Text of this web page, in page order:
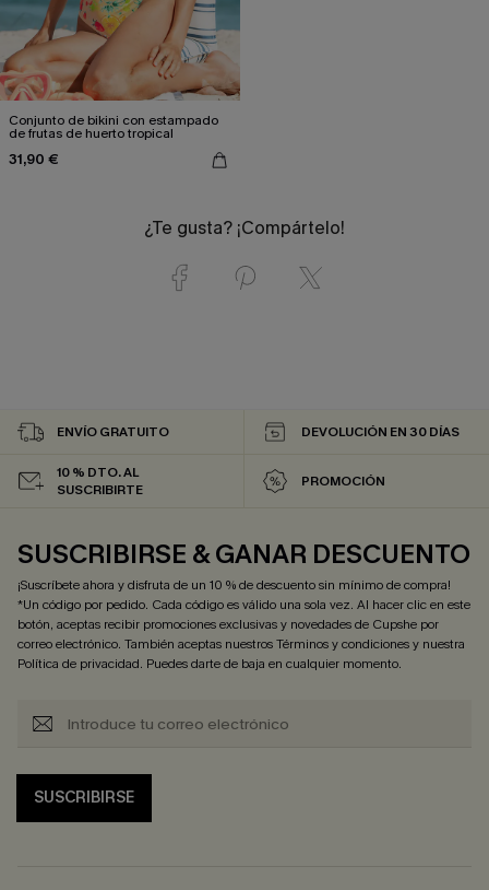
Conjunto de bikini con estampado
de frutas de huerto tropical
31,90 €
¿Te gusta? ¡Compártelo!
ENVÍO GRATUITO DEVOLUCIÓN EN 30 DÍAS
10 % DTO. AL
SUSCRIBIRTE
PROMOCIÓN
SUSCRIBIRSE & GANAR DESCUENTO
¡Suscríbete ahora y disfruta de un 10 % de descuento sin mínimo de compra!
*Un código por pedido. Cada código es válido una sola vez. Al hacer clic en este
botón, aceptas recibir promociones exclusivas y novedades de Cupshe por
correo electrónico. También aceptas nuestrosTérminos y condicionesy nuestra
Política de privacidad. Puedes darte de baja en cualquier momento.
SUSCRIBIRSE